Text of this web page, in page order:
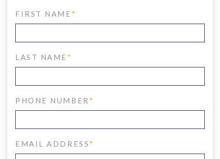
FIRST NAME *
LAST NAME *
PHONE NUMBER *
EMAIL ADDRESS *